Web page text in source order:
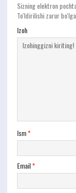
Sizning elektron
To'ldirilishi zarur
Izoh
Ism*
Email*